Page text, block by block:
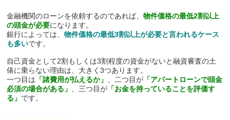
金融機関のローンを依頼するのであれば、物件価格の最低2割以上
の頭金が必要になります。
銀行によっては、物件価格の最低3割以上が必要と言われるケース
も多いです。
自己資金として2割もしくは3割程度の資金がないと融資審査の土
俵に乗らない理由は、大きく3つあります。
一つ目は 「諸費用が払えるか」 、二つ目が 「アパートローンで頭金
必須の場合がある」
、三つ目が 「お金を持っていることを評価す
る」 です。